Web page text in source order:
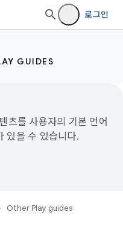
로그인
GUIDES
츠를 사용자의 기본 언어
있을 수 있습니다.
Other Play guides